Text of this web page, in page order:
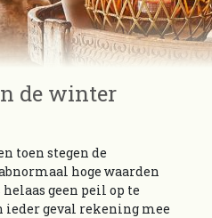
de winter
toen stegen de
hoge waarden
geen peil op te
geval rekening mee